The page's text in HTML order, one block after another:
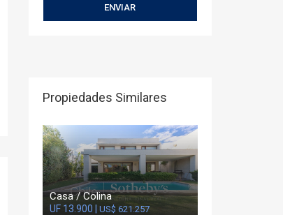
Propiedades Similares
Casa / Colina
UF 13.900 | US$ 621.257